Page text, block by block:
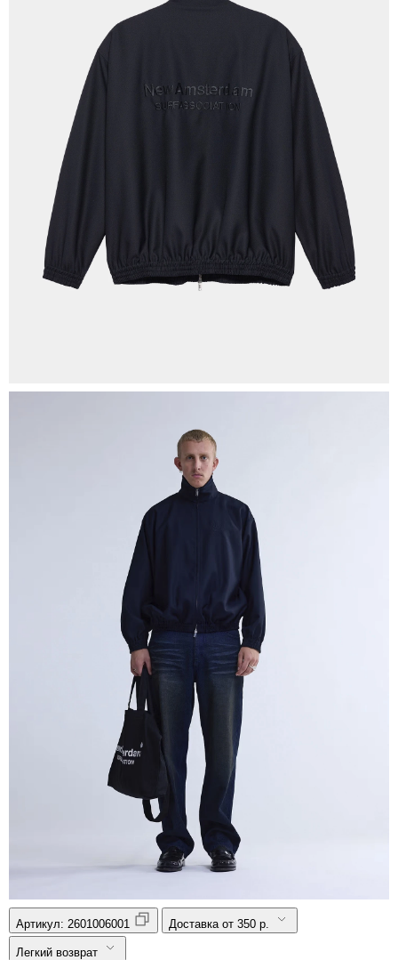
Артикул: 2601006001 Доставка от 350 р.
Легкий возврат